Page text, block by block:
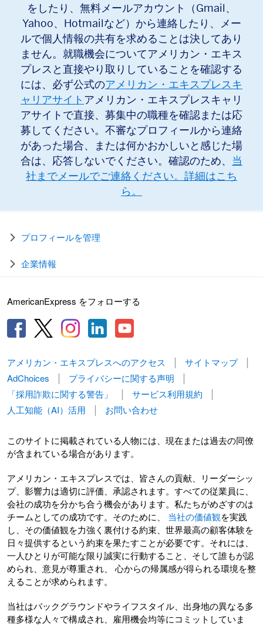
をしたり、無料メールアカウント（Gmail、
Yahoo、Hotmailなど）から連絡したり、メー
ルで個人情報の共有を求めることは決してあり
ません。就職機会についてアメリカン・エキス
プレスと直接やり取りしていることを確認する
には、必ず公式のアメリカン・エキスプレスキ
ャリアサイト アメリカン・エキスプレスキャリ
アサイトで直接、募集中の職種を確認または応
募してください。不審なプロフィールから連絡
があった場合、または何かおかしいと感じた場
合は、応答しないでください。確認のため、 当
社までメールでご連絡ください。 詳細はこち
ら。
プロフィールを管理
企業情報
AmericanExpress をフォローする
アメリカン・エキスプレスへのアクセス
サイトマップ
AdChoices
プライバシーに関する声明
「採用詐欺に関する警告」
サービス利用規約
人工知能（AI）活用
お問い合わせ
このサイトに掲載されている人物には、現在または過去の同僚
が含まれている場合があります。
アメリカン・エキスプレスでは、皆さんの貢献、リーダーシッ
プ、影響力は適切に評価、承認されます。すべての従業員に、
会社の成功を分かち合う機会があります。私たちがめざすのは
チームとしての成功です。そのために、 当社の価値観を実践
し、その価値観を力強く裏付ける約束、世界最高の顧客体験を
日々提供するという約束を果たすことが必要です。それには、
一人ひとりが可能な限り誠実に行動すること、そして誰もが認
められ、意見が尊重され、 心からの帰属感が得られる環境を整
えることが求められます。
当社はバックグラウンドやライフスタイル、出身地の異なる多
種多様な人々で構成され、雇用機会均等にコミットしていま